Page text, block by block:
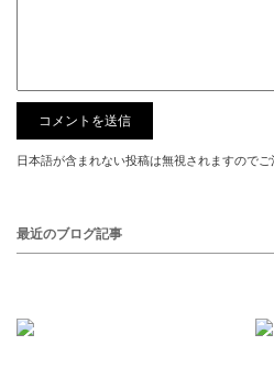
日本語が含まれない投稿は無視されますのでご
最近のブログ記事